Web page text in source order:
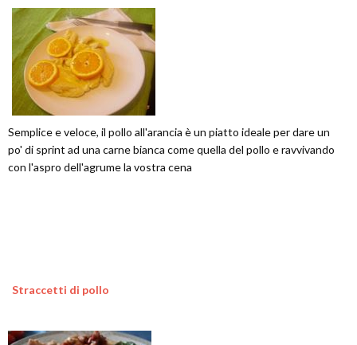
Semplice e veloce, il pollo all'arancia è un piatto ideale per dare un
po' di sprint ad una carne bianca come quella del pollo e ravvivando
con l'aspro dell'agrume la vostra cena
Straccetti di pollo